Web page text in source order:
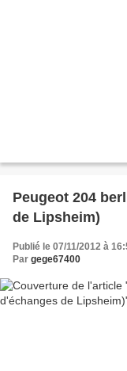
Peugeot 204
de Lipsheim)
Publié le 07/11/2012 à
Par gege67400